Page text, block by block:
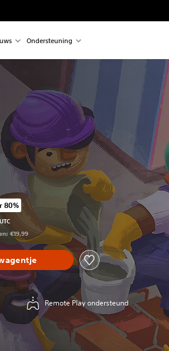
Ondersteuning
van de oorspronkelijke prijs van €19,99
80%
€19,99
Remote Play ondersteund